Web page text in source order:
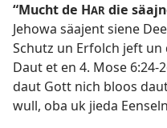
“Mucht de HAR die
Jehowa säajent siene
Schutz un Erfolch jeft un
Daut et en 4. Mose 6:24-
daut Gott nich bloos
wull, oba uk jieda